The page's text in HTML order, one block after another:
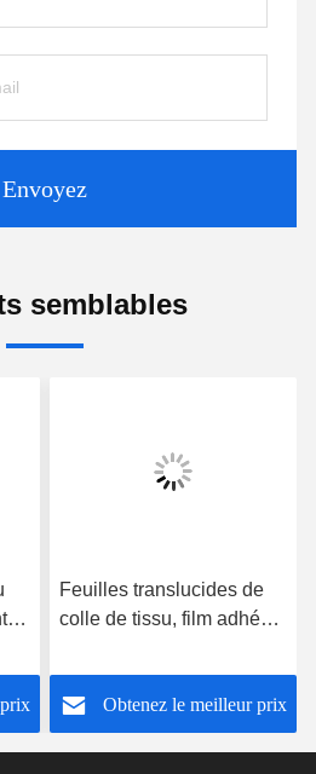
Envoyez
semblables
Feuilles translucides de
colle de tissu, film adhésif
crochet magique
Obtenez le meilleur prix